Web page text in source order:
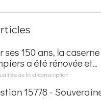
ses 150 ans, la
a été rénovée et
au nom d'Hubert
de la circonscription
15778 -